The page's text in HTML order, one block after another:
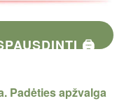
🖨
Padėties apžvalga